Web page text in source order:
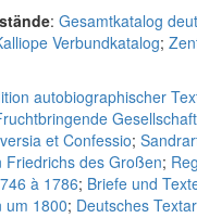
: Gesamtkatalog
Verbundkatalog;
autobiographischer
Gesellschaft
et Confessio;
Friedrichs des Großen;
à 1786; Briefe und
um 1800; Deutsches